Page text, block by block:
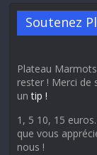
Soutenez
Plateau
rester ! Merci de
untip !
1, 5 10, 15
que vous
nous !